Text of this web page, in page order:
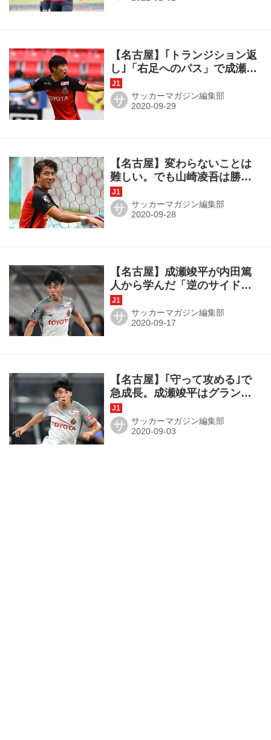
【名古屋】｢トランジション返
し｣「右足へのパス」で成瀬竣
平がレベルアップ
サ サッカーマガジン編集部
【名古屋】変わらないことは
難しい。でも山崎凌吾は勝利
のために挑み続ける
サ サッカーマガジン編集部
【名古屋】成瀬竣平が内田篤
人から学んだ「逆のサイドハ
ーフ」という基準
サ サッカーマガジン編集部
【名古屋】｢守って攻める｣で
急成長。成瀬竣平はグランパ
スイズムの申し子だ
サ サッカーマガジン編集部